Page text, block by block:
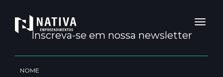
Toggle
Inscreva-se em nossa newsletter